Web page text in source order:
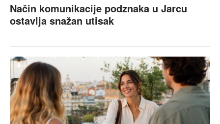
Način komunikacije podznaka u Jarcu
ostavlja snažan utisak